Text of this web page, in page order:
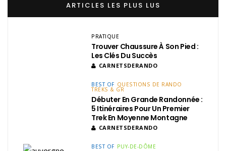
ARTICLES LES PLUS LUS
PRATIQUE
Trouver Chaussure À Son Pied :
Les Clés Du Succès
CARNETSDERANDO
BEST OF QUESTIONS DE RANDO
TREKS & GR
Débuter En Grande Randonnée :
5 Itinéraires Pour Un Premier
Trek En Moyenne Montagne
CARNETSDERANDO
BEST OF PUY-DE-DÔME